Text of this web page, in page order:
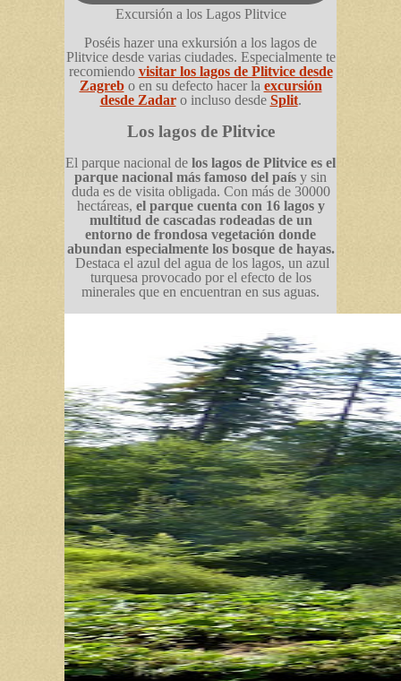
Excursión a los Lagos Plitvice
Poséis hazer una exkursión a los lagos de
Plitvice desde varias ciudades. Especialmente te
recomiendo visitar los lagos de Plitvice desde
Zagrebo en su defecto hacer la excursión
desde Zadaro incluso desde Split.
Los lagos de Plitvice
El parque nacional de los lagos de Plitvice es el
parque nacional más famoso del país y sin
duda es de visita obligada. Con más de 30000
hectáreas, el parque cuenta con 16 lagos y
multitud de cascadas rodeadas de un
entorno de frondosa vegetación donde
abundan especialmente los bosque de hayas.
Destaca el azul del agua de los lagos, un azul
turquesa provocado por el efecto de los
minerales que en encuentran en sus aguas.